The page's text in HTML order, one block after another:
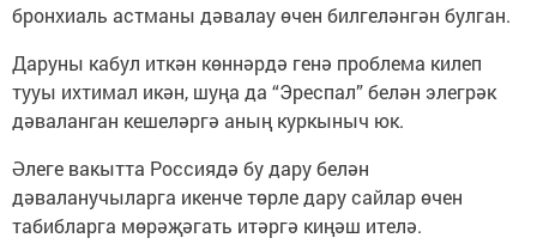
бронхиаль астманы дәвалау өчен билгеләнгән булган.
Даруны кабул иткән көннәрдә генә проблема килеп
тууы ихтимал икән, шуңа да “Эреспал” белән элегрәк
дәваланган кешеләргә аның куркыныч юк.
Әлеге вакытта Россиядә бу дару белән
дәваланучыларга икенче төрле дару сайлар өчен
табибларга мөрәҗәгать итәргә киңәш ителә.